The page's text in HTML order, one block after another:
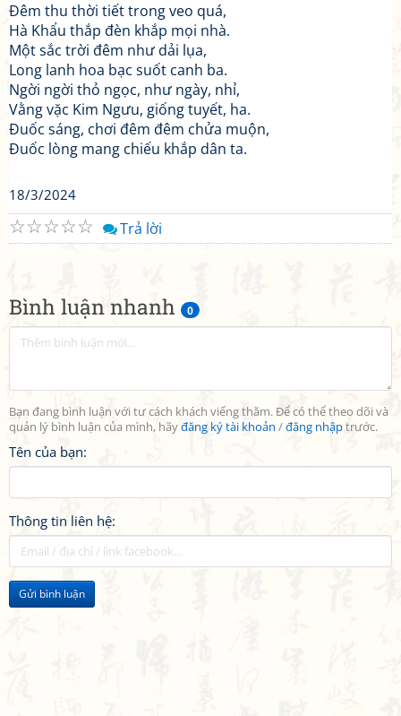
Bình luận nhanh 0
Bạn đang bình luận với tư cách khách viếng thăm. Để có thể theo dõi và
quản lý bình luận của mình, hãyđăng ký tài khoản /đăng nhậptrước.
Tên của bạn:
Thông tin liên hệ:
Gửi bình luận
Đêm thu thời tiết trong veo quá,
Hà Khẩu thắp đèn khắp mọi nhà.
Một sắc trời đêm như dải lụa,
Long lanh hoa bạc suốt canh ba.
Ngời ngời thỏ ngọc, như ngày, nhỉ,
Vằng vặc Kim Ngưu, giống tuyết, ha.
Đuốc sáng, chơi đêm đêm chửa muộn,
Đuốc lòng mang chiếu khắp dân ta.
18/3/2024
☆
☆
☆
☆
☆ Trả lời